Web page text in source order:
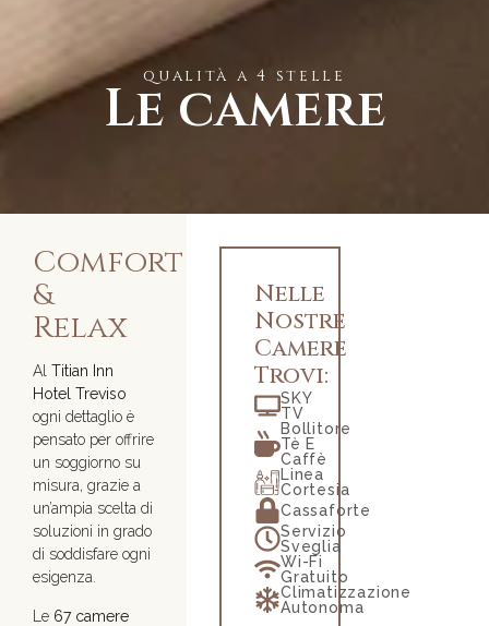
qualità a 4 stelle
Le camere
Comfort
&
Relax
Al Titian Inn
Hotel Treviso
ogni dettaglio è
pensato per offrire
un soggiorno su
misura, grazie a
un’ampia scelta di
soluzioni in grado
di soddisfare ogni
esigenza.
Le 67 camere
Nelle
Nostre
Camere
Trovi:
SKY
TV
Bollitore
Tè E
Caffè
Linea
Cortesia
Cassaforte
Servizio
Sveglia
Wi-Fi
Gratuito
Climatizzazione
Autonoma